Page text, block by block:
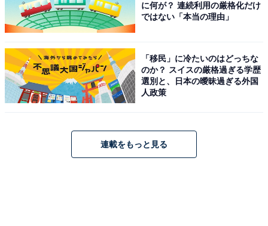
が帰ってきてもどう接していいのかわからくなったり、
夫もせっかく戻ったのに「どうも居心地が悪く居場所が
特徴その6：「過去の悪さ」が原因で責められ続け
過去の浮気や風俗通い、浪費や借金……。子どもが小さ
いころの女性の恨みは長く続くと言われています。とは
に何が？ 連続利用の厳格化だけ
ではない「本当の理由」
「移民」に冷たいのはどっちな
のか？ スイスの厳格過ぎる学歴
選別と、日本の曖昧過ぎる外国
人政策
連載をもっと見る